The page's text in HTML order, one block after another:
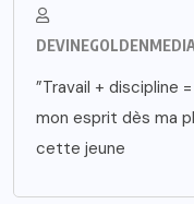
”Travail + discipline
mon esprit dès ma
cette jeune